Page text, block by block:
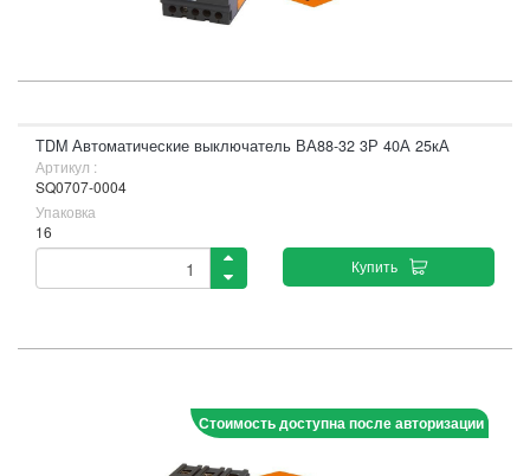
TDM Автоматические выключатель ВА88-32 3Р 40А 25кА
Артикул :
SQ0707-0004
Упаковка
16
Купить
Стоимость доступна после авторизации